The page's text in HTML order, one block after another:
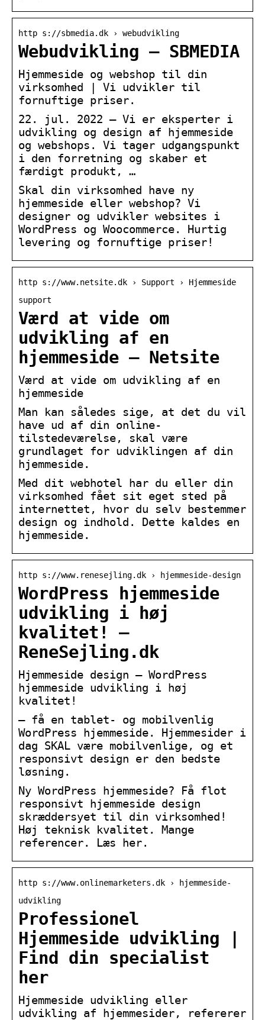
http s://sbmedia.dk › webudvikling
Webudvikling – SBMEDIA
Hjemmeside og webshop til din
virksomhed | Vi udvikler til
fornuftige priser.
22. jul. 2022 — Vi er eksperter i
udvikling og design af hjemmeside
og webshops. Vi tager udgangspunkt
i den forretning og skaber et
færdigt produkt, …
Skal din virksomhed have ny
hjemmeside eller webshop? Vi
designer og udvikler websites i
WordPress og Woocommerce. Hurtig
levering og fornuftige priser!
http s://www.netsite.dk › Support › Hjemmeside
support
Værd at vide om
udvikling af en
hjemmeside – Netsite
Værd at vide om udvikling af en
hjemmeside
Man kan således sige, at det du vil
have ud af din online-
tilstedeværelse, skal være
grundlaget for udviklingen af din
hjemmeside.
Med dit webhotel har du eller din
virksomhed fået sit eget sted på
internettet, hvor du selv bestemmer
design og indhold. Dette kaldes en
hjemmeside.
http s://www.renesejling.dk › hjemmeside-design
WordPress hjemmeside
udvikling i høj
kvalitet! –
ReneSejling.dk
Hjemmeside design – WordPress
hjemmeside udvikling i høj
kvalitet!
– få en tablet- og mobilvenlig
WordPress hjemmeside. Hjemmesider i
dag SKAL være mobilvenlige, og et
responsivt design er den bedste
løsning.
Ny WordPress hjemmeside? Få flot
responsivt hjemmeside design
skræddersyet til din virksomhed!
Høj teknisk kvalitet. Mange
referencer. Læs her.
http s://www.onlinemarketers.dk › hjemmeside-
udvikling
Professionel
Hjemmeside udvikling |
Find din specialist
her
Hjemmeside udvikling eller
udvikling af hjemmesider, refererer